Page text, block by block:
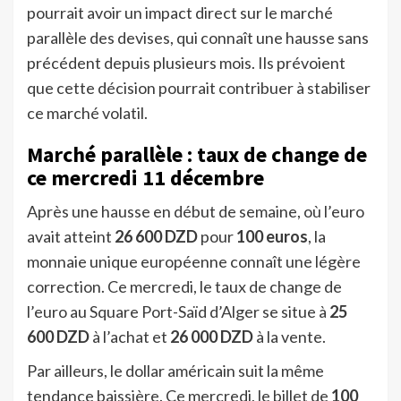
pourrait avoir un impact direct sur le marché
parallèle des devises, qui connaît une hausse sans
précédent depuis plusieurs mois. Ils prévoient
que cette décision pourrait contribuer à stabiliser
ce marché volatil.
Marché parallèle : taux de change de
ce mercredi 11 décembre
Après une hausse en début de semaine, où l’euro
avait atteint 26 600 DZDpour100 euros, la
monnaie unique européenne connaît une légère
correction. Ce mercredi, le taux de change de
l’euro au Square Port-Saïd d’Alger se situe à 25
600 DZDà l’achat et 26 000 DZDà la vente.
Par ailleurs, le dollar américain suit la même
tendance baissière. Ce mercredi, le billet de 100